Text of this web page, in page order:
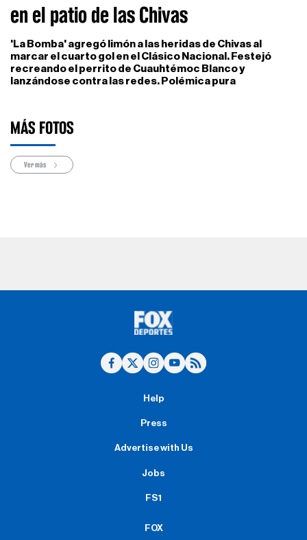
en el patio de las Chivas
'La Bomba' agregó limón a las heridas de Chivas al
marcar el cuarto gol en el Clásico Nacional. Festejó
recreando el perrito de Cuauhtémoc Blanco y
lanzándose contra las redes. Polémica pura
MÁS FOTOS
Ver más
Help
Press
Advertise with Us
Jobs
FS1
FOX